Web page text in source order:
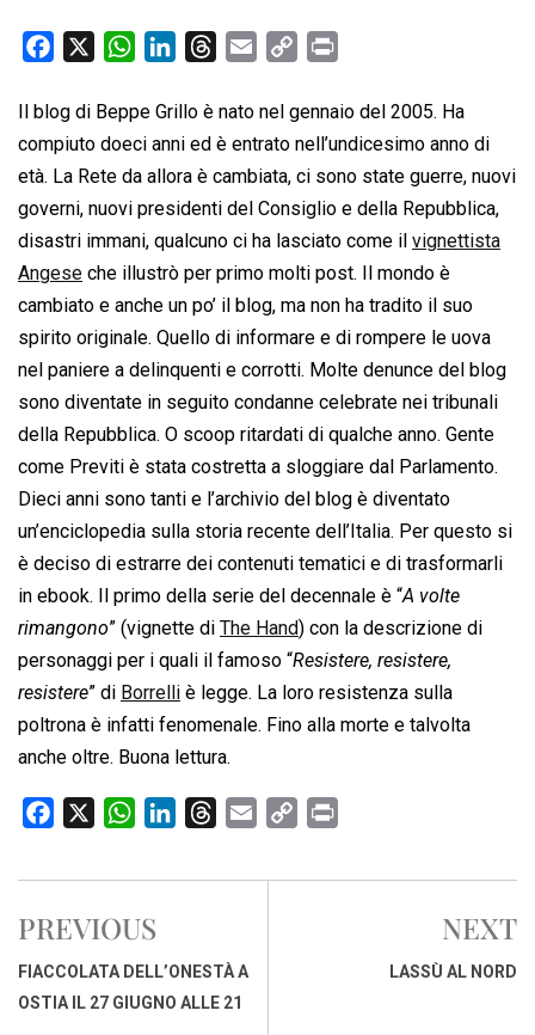
c
e
b
o
o
k
W
a
t
s
A
p
p
n
k
e
d
I
n
r
e
a
d
s
a
i
l
p
y
L
i
n
k
i
n
t
Il blog di Beppe Grillo è nato nel gennaio del 2005. Ha
compiuto doeci anni ed è entrato nell’undicesimo anno di
età. La Rete da allora è cambiata, ci sono state guerre, nuovi
governi, nuovi presidenti del Consiglio e della Repubblica,
disastri immani, qualcuno ci ha lasciato come il vignettista
Angese che illustrò per primo molti post. Il mondo è
cambiato e anche un po’ il blog, ma non ha tradito il suo
spirito originale. Quello di informare e di rompere le uova
nel paniere a delinquenti e corrotti. Molte denunce del blog
sono diventate in seguito condanne celebrate nei tribunali
della Repubblica. O scoop ritardati di qualche anno. Gente
come Previti è stata costretta a sloggiare dal Parlamento.
Dieci anni sono tanti e l’archivio del blog è diventato
un’enciclopedia sulla storia recente dell’Italia. Per questo si
è deciso di estrarre dei contenuti tematici e di trasformarli
in ebook. Il primo della serie del decennale è “A volte
rimangono” (vignette di The Hand) con la descrizione di
personaggi per i quali il famoso “Resistere, resistere,
resistere” di Borrelli è legge. La loro resistenza sulla
poltrona è infatti fenomenale. Fino alla morte e talvolta
anche oltre. Buona lettura.
c
b
o
o
W
a
s
A
p
n
d
r
d
s
a
p
i
PREVIOUS
FIACCOLATA DELL’ONESTÀ A
OSTIA IL 27 GIUGNO ALLE 21
NEXT
LASSÙ AL NORD